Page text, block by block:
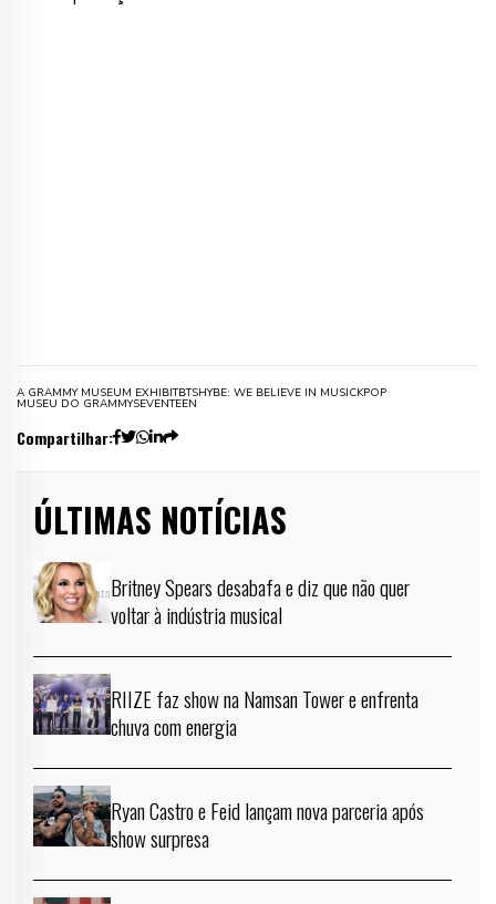
A GRAMMY MUSEUM EXHIBITBTSHYBE: WE BELIEVE IN MUSICKPOP
MUSEU DO GRAMMYSEVENTEEN
Compartilhar:
ÚLTIMAS NOTÍCIAS
Britney Spears desabafa e diz que não quer
voltar à indústria musical
RIIZE faz show na Namsan Tower e enfrenta
chuva com energia
Ryan Castro e Feid lançam nova parceria após
show surpresa